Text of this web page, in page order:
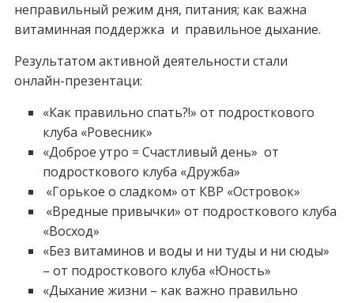
неправильный режим дня, питания; как важна
витаминная поддержка и правильное дыхание.
Результатом активной деятельности стали
онлайн-презентаци:
«Как правильно спать?!» от подросткового
клуба «Ровесник»
«Доброе утро = Счастливый день» от
подросткового клуба «Дружба»
«Горькое о сладком» от КВР «Островок»
«Вредные привычки» от подросткового клуба
«Восход»
«Без витаминов и воды и ни туды и ни сюды»
– от подросткового клуба «Юность»
«Дыхание жизни – как важно правильно